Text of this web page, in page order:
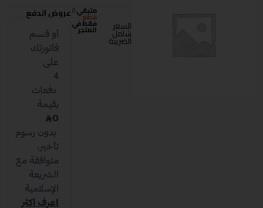
السعر
شامل
الضريبة
متبقي0
قطع
فقط في
المتجر
عروض الدفع